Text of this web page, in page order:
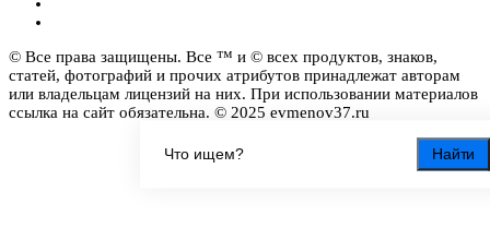
Найти
© Все права защищены. Все ™ и © всех продуктов, знаков,
статей, фотографий и прочих атрибутов принадлежат авторам
или владельцам лицензий на них. При использовании материалов
ссылка на сайт обязательна. © 2025 evmenov37.ru